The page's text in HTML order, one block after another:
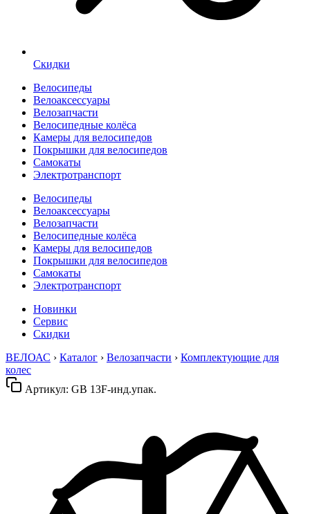
Скидки
Велосипеды
Велоаксессуары
Велозапчасти
Велосипедные колёса
Камеры для велосипедов
Покрышки для велосипедов
Самокаты
Электротранспорт
Велосипеды
Велоаксессуары
Велозапчасти
Велосипедные колёса
Камеры для велосипедов
Покрышки для велосипедов
Самокаты
Электротранспорт
Новинки
Сервис
Скидки
ВЕЛОАС › Каталог › Велозапчасти › Комплектующие для
колес
Артикул: GB 13F-инд.упак.